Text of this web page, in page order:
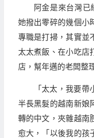
阿金是來台灣已
她撥出零碎的幾個小
專職是打掃，其實並
太太煮飯、在小吃店
店，幫年邁的老闆整
「太太，我要
半長黑髮的越南新娘
轉的中文，夾雜越南
愈大，「以後我的孩